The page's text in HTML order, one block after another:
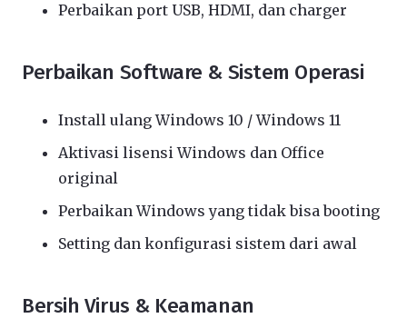
Perbaikan port USB, HDMI, dan charger
Perbaikan Software & Sistem Operasi
Install ulang Windows 10 / Windows 11
Aktivasi lisensi Windows dan Office
original
Perbaikan Windows yang tidak bisa booting
Setting dan konfigurasi sistem dari awal
Bersih Virus & Keamanan